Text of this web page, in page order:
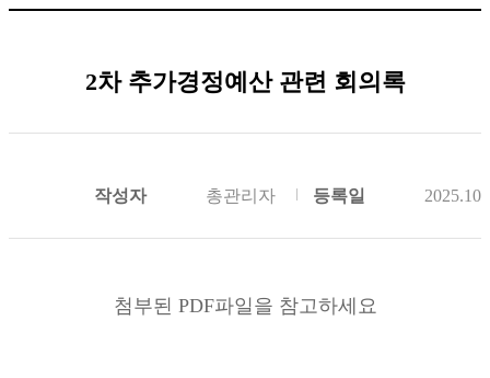
2차 추가경정예산 관련 회의록
작성자 총관리자 등록일
첨부된 PDF파일을 참고하세요